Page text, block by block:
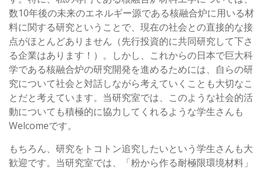
数10年後の未来のエネルギー源である核融合炉に用いる材
料に関する研究ということで、現在の社会との直接的な接
点がほとんどありません（先行投資的に共同研究して下さ
る企業はあります！）。しかし、これからの日本で巨大科
学である核融合炉の研究開発を進めるためには、自らの研
究について社会と対話しながら考えていくことも大切なこ
とだと考えています。当研究室では、このような社会的活
動についても積極的に協力してくれるような学生さんも
Welcomeです。
もちろん、研究をトコトン追究したいという学生さんも大
歓迎です。当研究室では、「粉から作る耐極限環境材料」